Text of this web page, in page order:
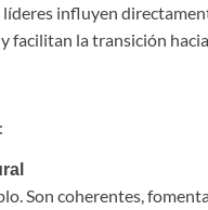
líderes influyen
la transición
Son coherentes,